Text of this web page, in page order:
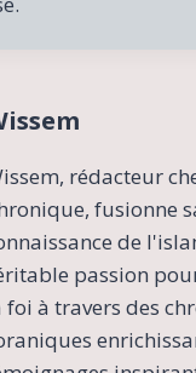
rédacteur
fusionne
de
passion
foi à travers des